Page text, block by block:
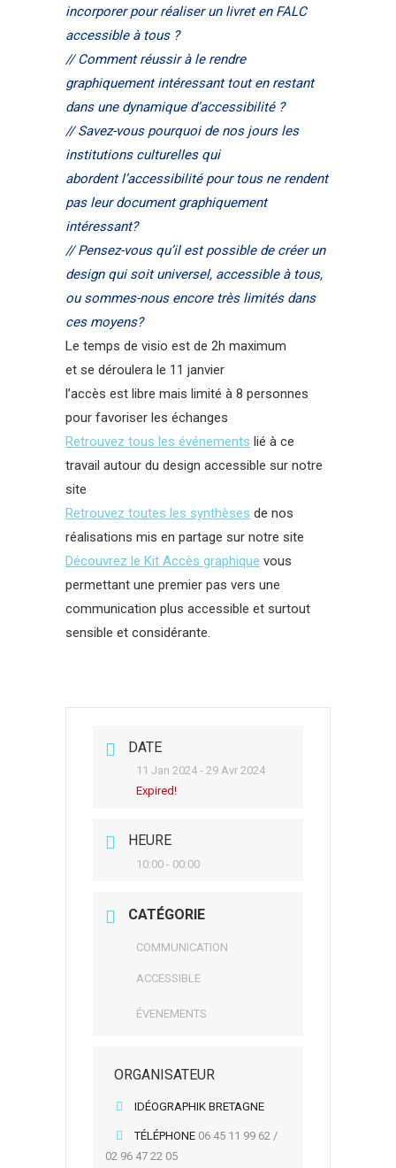
incorporer pour réaliser un livret en FALC
accessible à tous ?
// Comment réussir à le rendre
graphiquement intéressant tout en restant
dans une dynamique d’accessibilité ?
// Savez-vous pourquoi de nos jours les
institutions culturelles qui
abordent l’accessibilité pour tous ne rendent
pas leur document graphiquement
intéressant?
// Pensez-vous qu’il est possible de créer un
design qui soit universel, accessible à tous,
ou sommes-nous encore très limités dans
ces moyens?
Le temps de visio est de 2h maximum
et se déroulera le 11 janvier
l’accès est libre mais limité à 8 personnes
pour favoriser les échanges
Retrouvez tous les événements lié à ce
travail autour du design accessible sur notre
site
Retrouvez toutes les synthèses de nos
réalisations mis en partage sur notre site
Découvrez le Kit Accès graphique vous
permettant une premier pas vers une
communication plus accessible et surtout
sensible et considérante.
DATE
11 Jan 2024 - 29 Avr 2024
Expired!
HEURE
10:00 - 00:00
CATÉGORIE
COMMUNICATION
ACCESSIBLE
ÉVENEMENTS
ORGANISATEUR
IDÉOGRAPHIK BRETAGNE
TÉLÉPHONE 06 45 11 99 62 /
02 96 47 22 05